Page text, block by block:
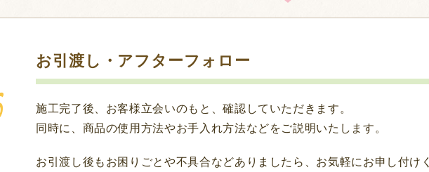
お引渡し・アフターフォロー
施工完了後、お客様立会いのもと、確認していただきます。
同時に、商品の使用方法やお手入れ方法などをご説明いたします。
お引渡し後もお困りごとや不具合などありましたら、お気軽にお申し付け